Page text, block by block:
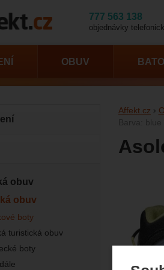
Affekt.cz
OBUV
obuv
obuv
boty
turistická obuv
boty
777 563 138
objednávky